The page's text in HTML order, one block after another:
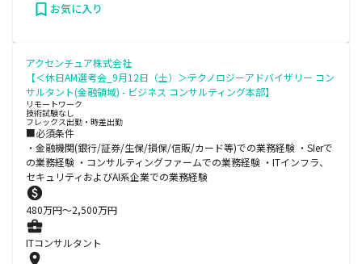
お気に入り
アクセンチュア株式会社
【＜休日AM選考会_9月12日（土）＞テクノロジーアドバイザリー コン
サルタント(金融領域) - ビジネス コンサルティング本部】
リモートワーク
技術試験なし
フレックス出勤・時差出勤
■必須条件
・金融機関(銀行/証券/生保/損保/信販/カード等)での業務経験 ・SIerで
の業務経験 ・コンサルティングファームでの業務経験 ・ITインフラ、
セキュリティおよびAI系企業での業務経験
480万円〜2,500万円
ITコンサルタント